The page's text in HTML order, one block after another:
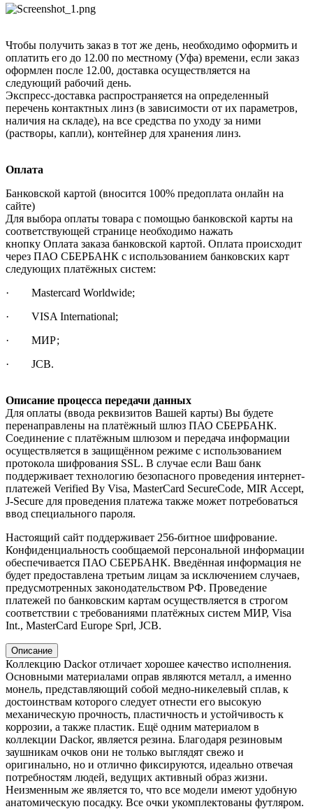
Чтобы получить заказ в тот же день, необходимо оформить и
оплатить его до 12.00 по местному (Уфа) времени, если заказ
оформлен после 12.00, доставка осуществляется на
следующий рабочий день.
Экспресс-доставка распространяется на определенный
перечень контактных линз (в зависимости от их параметров,
наличия на складе), на все средства по уходу за ними
(растворы, капли), контейнер для хранения линз.
Оплата
Банковской картой (вносится 100% предоплата онлайн на
сайте)
Для выбора оплаты товара с помощью банковской карты на
соответствующей странице необходимо нажать
кнопку Оплата заказа банковской картой. Оплата происходит
через ПАО СБЕРБАНК с использованием банковских карт
следующих платёжных систем:
· Mastercard Worldwide;
· VISA International;
· МИР;
· JCB.
Описание процесса передачи данных
Для оплаты (ввода реквизитов Вашей карты) Вы будете
перенаправлены на платёжный шлюз ПАО СБЕРБАНК.
Соединение с платёжным шлюзом и передача информации
осуществляется в защищённом режиме с использованием
протокола шифрования SSL. В случае если Ваш банк
поддерживает технологию безопасного проведения интернет-
платежей Verified By Visa, MasterCard SecureCode, MIR Accept,
J-Secure для проведения платежа также может потребоваться
ввод специального пароля.
Настоящий сайт поддерживает 256-битное шифрование.
Конфиденциальность сообщаемой персональной информации
обеспечивается ПАО СБЕРБАНК. Введённая информация не
будет предоставлена третьим лицам за исключением случаев,
предусмотренных законодательством РФ. Проведение
платежей по банковским картам осуществляется в строгом
соответствии с требованиями платёжных систем МИР, Visa
Int., MasterCard Europe Sprl, JCB.
Описание
Коллекцию Dackor отличает хорошее качество исполнения.
Основными материалами оправ являются металл, а именно
монель, представляющий собой медно-никелевый сплав, к
достоинствам которого следует отнести его высокую
механическую прочность, пластичность и устойчивость к
коррозии, а также пластик. Ещё одним материалом в
коллекции Dackor, является резина. Благодаря резиновым
заушникам очков они не только выглядят свежо и
оригинально, но и отлично фиксируются, идеально отвечая
потребностям людей, ведущих активный образ жизни.
Неизменным же является то, что все модели имеют удобную
анатомическую посадку. Все очки укомплектованы футляром.